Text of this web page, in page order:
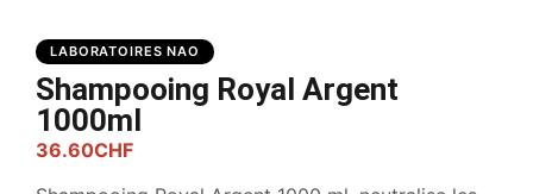
LABORATOIRES NAO
Shampooing Royal Argent
1000ml
36.60CHF